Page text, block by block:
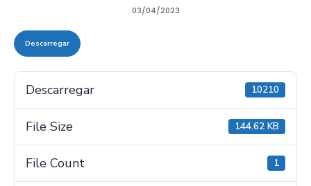
03/04/2023
Descarregar
Descarregar 10210
File Size 144.62 KB
File Count 1